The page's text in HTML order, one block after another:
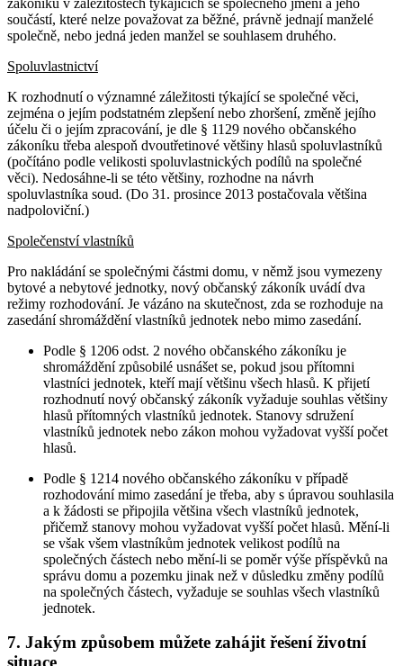
součástí, které nelze považovat za běžné, právně jednají manželé
společně, nebo jedná jeden manžel se souhlasem druhého.
Spoluvlastnictví
K rozhodnutí o významné záležitosti týkající se společné věci,
zejména o jejím podstatném zlepšení nebo zhoršení, změně jejího
účelu či o jejím zpracování, je dle § 1129 nového občanského
zákoníku třeba alespoň dvoutřetinové většiny hlasů spoluvlastníků
(počítáno podle velikosti spoluvlastnických podílů na společné
věci). Nedosáhne-li se této většiny, rozhodne na návrh
spoluvlastníka soud. (Do 31. prosince 2013 postačovala většina
nadpoloviční.)
Společenství vlastníků
Pro nakládání se společnými částmi domu, v němž jsou vymezeny
bytové a nebytové jednotky, nový občanský zákoník uvádí dva
režimy rozhodování. Je vázáno na skutečnost, zda se rozhoduje na
zasedání shromáždění vlastníků jednotek nebo mimo zasedání.
Podle § 1206 odst. 2 nového občanského zákoníku je
shromáždění způsobilé usnášet se, pokud jsou přítomni
vlastníci jednotek, kteří mají většinu všech hlasů. K přijetí
rozhodnutí nový občanský zákoník vyžaduje souhlas většiny
hlasů přítomných vlastníků jednotek. Stanovy sdružení
vlastníků jednotek nebo zákon mohou vyžadovat vyšší počet
hlasů.
Podle § 1214 nového občanského zákoníku v případě
rozhodování mimo zasedání je třeba, aby s úpravou souhlasila
a k žádosti se připojila většina všech vlastníků jednotek,
přičemž stanovy mohou vyžadovat vyšší počet hlasů. Mění-li
se však všem vlastníkům jednotek velikost podílů na
společných částech nebo mění-li se poměr výše příspěvků na
správu domu a pozemku jinak než v důsledku změny podílů
na společných částech, vyžaduje se souhlas všech vlastníků
jednotek.
7. Jakým způsobem můžete zahájit řešení životní